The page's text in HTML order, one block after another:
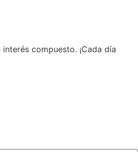
compuesto. ¡Cada día